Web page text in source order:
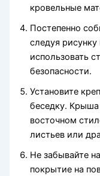
кровельные
Постепенно
следуя
использовать
безопасности.
Установите
беседку.
восточном
листьев или
Не забывайте
покрытие на